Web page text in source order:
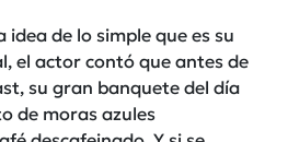
idea de lo simple que es su
el actor contó que antes de
su gran banquete del día
de moras azules